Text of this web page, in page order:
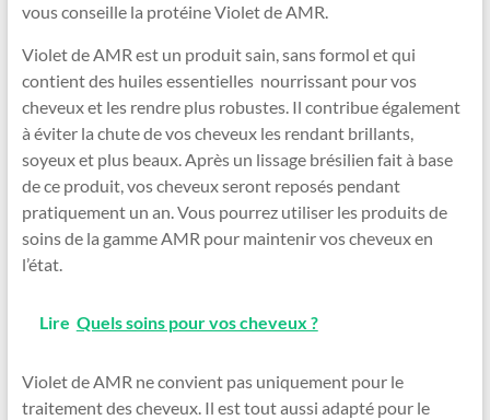
vous conseille la protéine Violet de AMR.
Violet de AMR est un produit sain, sans formol et qui
contient des huiles essentielles nourrissant pour vos
cheveux et les rendre plus robustes. Il contribue également
à éviter la chute de vos cheveux les rendant brillants,
soyeux et plus beaux. Après un lissage brésilien fait à base
de ce produit, vos cheveux seront reposés pendant
pratiquement un an. Vous pourrez utiliser les produits de
soins de la gamme AMR pour maintenir vos cheveux en
l’état.
Lire Quels soins pour vos cheveux ?
Violet de AMR ne convient pas uniquement pour le
traitement des cheveux. Il est tout aussi adapté pour le